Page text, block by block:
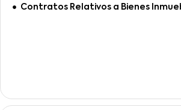
Contratos Relativos a Bienes